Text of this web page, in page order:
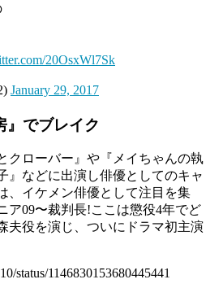
20OsxWl7Sk
January 29, 2017
』でブレイク
クローバー』や『メイちゃんの執
』などに出演し俳優としてのキャ
、イケメン俳優として注目を集
ア09〜裁判長!ここは懲役4年でど
夫役を演じ、ついにドラマ初主演
status/1146830153680445441